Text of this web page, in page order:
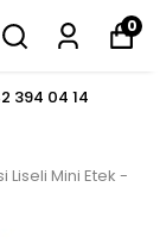
0
394 04 14
Liseli Mini Etek -